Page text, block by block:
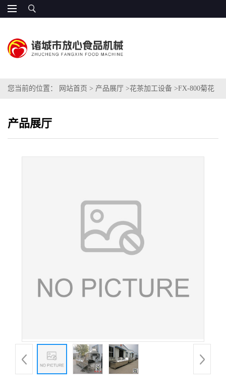
您当前的位置： 网站首页 > 产品展厅 >花茶加工设备 >FX-800菊花
产品展厅